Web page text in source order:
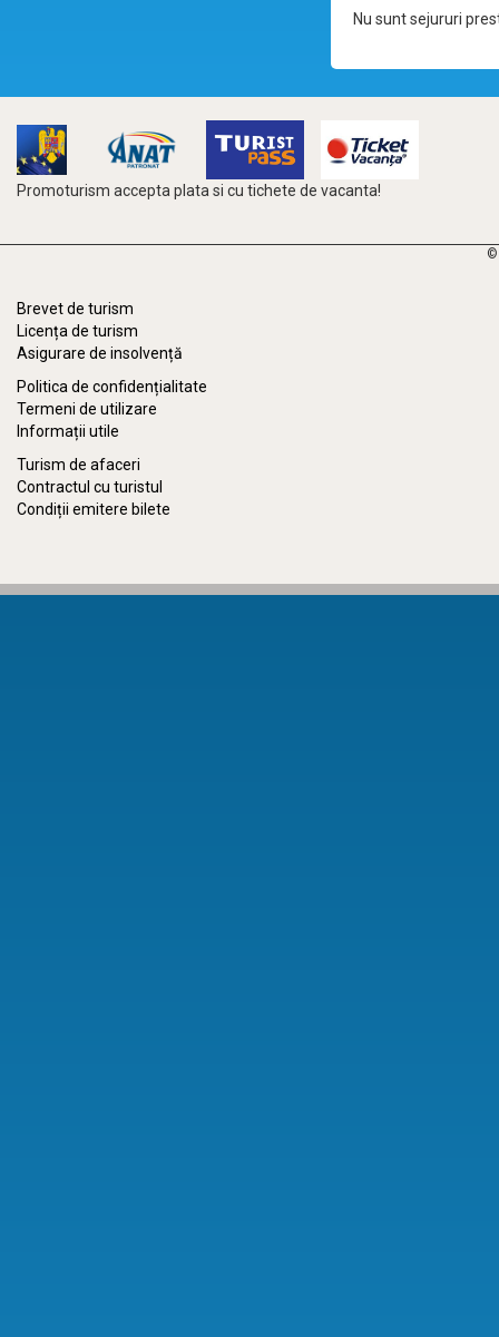
Nu sunt sejururi
Promoturism accepta plata si cu tichete de vacanta!
©
Brevet de turism
Licența de turism
Asigurare de insolvență
Politica de confidențialitate
Termeni de utilizare
Informații utile
Turism de afaceri
Contractul cu turistul
Condiții emitere bilete